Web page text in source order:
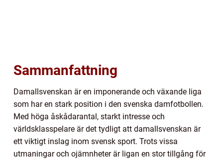
Sammanfattning
Damallsvenskan är en imponerande och växande liga
som har en stark position i den svenska damfotbollen.
Med höga åskådarantal, starkt intresse och
världsklasspelare är det tydligt att damallsvenskan är
ett viktigt inslag inom svensk sport. Trots vissa
utmaningar och ojämnheter är ligan en stor tillgång för